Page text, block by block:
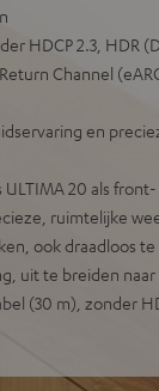
HDCP 2.3, HDR
Channel
en
20 als front-
ruimtelijke
ook draadloos te
uit te breiden naar
(30 m), zonder